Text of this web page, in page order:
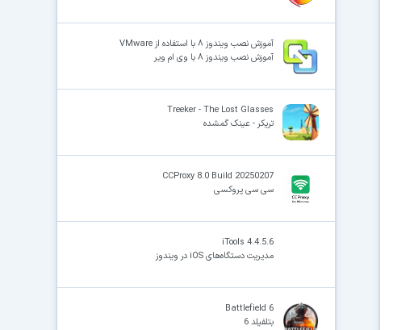
آموزش نصب ویندوز ۸ با استفاده از VMware
آموزش نصب ویندوز ۸ با وی ام ویر
Treeker - The Lost Glasses
تریکر - عینک گمشده
CCProxy 8.0 Build 20250207
سی سی پروکسی
iTools 4.4.5.6
مدیریت دستگاه‌های iOS در ویندوز
Battlefield 6
بتلفیلد 6